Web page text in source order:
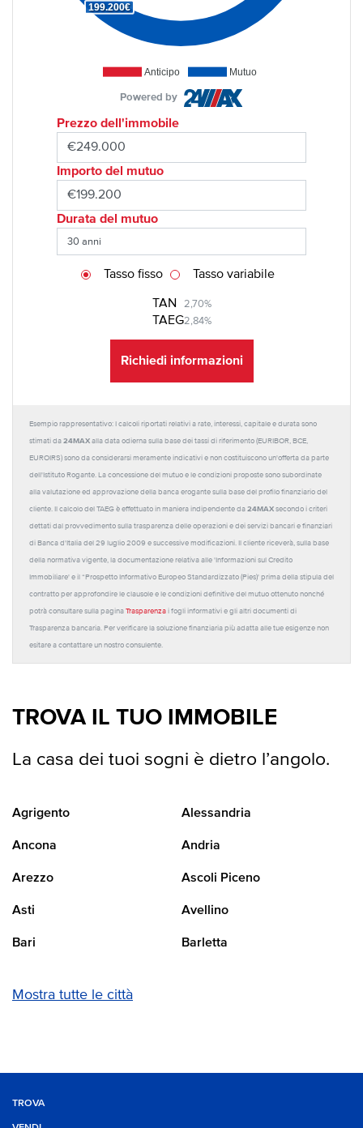
Anticipo Mutuo
199.200€
Powered by
Prezzo dell'immobile
Importo del mutuo
Durata del mutuo
TAN 2,70%
TAEG2,84%
Tasso fisso Tasso variabile
Richiedi informazioni
Esempio rappresentativo: I calcoli riportati relativi a rate, interessi, capitale e durata sono
stimati da 24MAX alla data odierna sulla base dei tassi di riferimento (EURIBOR, BCE,
EUROIRS) sono da considerarsi meramente indicativi e non costituiscono un'offerta da parte
dell'Istituto Rogante. La concessione del mutuo e le condizioni proposte sono subordinate
alla valutazione ed approvazione della banca erogante sulla base del profilo finanziario del
cliente. Il calcolo del TAEG è effettuato in maniera indipendente da 24MAX secondo i criteri
dettati dal provvedimento sulla trasparenza delle operazioni e dei servizi bancari e finanziari
di Banca d'Italia del 29 luglio 2009 e successive modificazioni. Il cliente riceverà, sulla base
della normativa vigente, la documentazione relativa alle 'Informazioni sul Credito
Immobiliare' e il “Prospetto Informativo Europeo Standardizzato (Pies)' prima della stipula del
contratto per approfondire le clausole e le condizioni definitive del mutuo ottenuto nonché
potrà consultare sulla pagina Trasparenza i fogli informativi e gli altri documenti di
Trasparenza bancaria. Per verificare la soluzione finanziaria più adatta alle tue esigenze non
esitare a contattare un nostro consulente.
TROVA IL TUO IMMOBILE
La casa dei tuoi sogni è dietro l’angolo.
Agrigento Alessandria
Ancona Andria
Arezzo Ascoli Piceno
Asti Avellino
Bari Barletta
Mostra tutte le città
TROVA